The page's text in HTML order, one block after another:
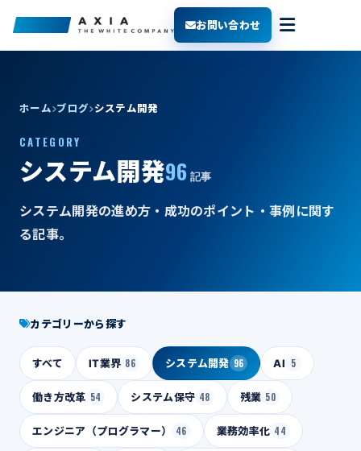
お問い合わせ
ホーム ブログ システム開発
CATEGORY
システム開発96 記事
システム開発の進め方・成功のポイント・事例に関す
る記事。
カテゴリーから探す
すべて IT業界 86 システム開発 96 AI 5
働き方改革 54 システム保守 48 残業 50
エンジニア（プログラマー） 46 業務効率化 44